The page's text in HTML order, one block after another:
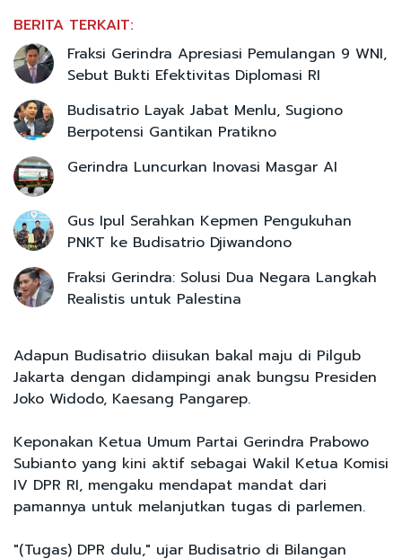
BERITA TERKAIT:
Fraksi Gerindra Apresiasi Pemulangan 9 WNI,
Sebut Bukti Efektivitas Diplomasi RI
Budisatrio Layak Jabat Menlu, Sugiono
Berpotensi Gantikan Pratikno
Gerindra Luncurkan Inovasi Masgar AI
Gus Ipul Serahkan Kepmen Pengukuhan
PNKT ke Budisatrio Djiwandono
Fraksi Gerindra: Solusi Dua Negara Langkah
Realistis untuk Palestina
Adapun Budisatrio diisukan bakal maju di Pilgub
Jakarta dengan didampingi anak bungsu Presiden
Joko Widodo, Kaesang Pangarep.
Keponakan Ketua Umum Partai Gerindra Prabowo
Subianto yang kini aktif sebagai Wakil Ketua Komisi
IV DPR RI, mengaku mendapat mandat dari
pamannya untuk melanjutkan tugas di parlemen.
"(Tugas) DPR dulu," ujar Budisatrio di Bilangan